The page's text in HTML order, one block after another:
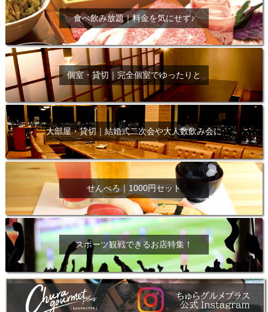
食べ飲み放題｜料金を気にせず♪
個室・貸切｜完全個室でゆったりと
大部屋・貸切｜結婚式二次会や大人数飲み会に
せんべろ｜1000円セット
スポーツ観戦できるお店特集！